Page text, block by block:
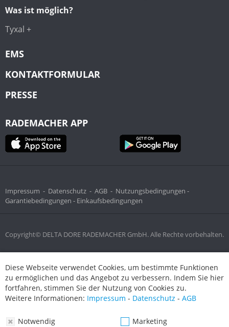
Was ist möglich?
Tyxal +
EMS
KONTAKTFORMULAR
PRESSE
RADEMACHER APP
Copyright© DELTA DORE RADEMACHER GmbH. Alle Rechte vorbehalten.
Impressum - Datenschutz - AGB - Nutzungsbedingungen -
Garantiebedingungen - Einkaufsbedingungen
Diese Webseite verwendet Cookies, um bestimmte Funktionen
zu ermöglichen und das Angebot zu verbessern. Indem Sie hier
fortfahren, stimmen Sie der Nutzung von Cookies zu.
Weitere Informationen: Impressum - Datenschutz - AGB
Notwendig Marketing
Diese Webseite verwendet Cookies, um bestimmte Funktionen
zu ermöglichen und das Angebot zu verbessern. Indem Sie hier
fortfahren, stimmen Sie der Nutzung von Cookies zu.
Weitere Informationen: Impressum - Datenschutz - AGB
Notwendig Marketing